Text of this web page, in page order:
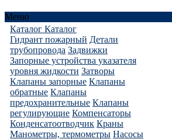
Меню
Каталог Каталог
Гидрант пожарный Детали
трубопровода Задвижки
Запорные устройства указателя
уровня жидкости Затворы
Клапаны запорные Клапаны
обратные Клапаны
предохранительные Клапаны
регулирующие Компенсаторы
Конденсатоотводчик Краны
Манометры, термометры Насосы